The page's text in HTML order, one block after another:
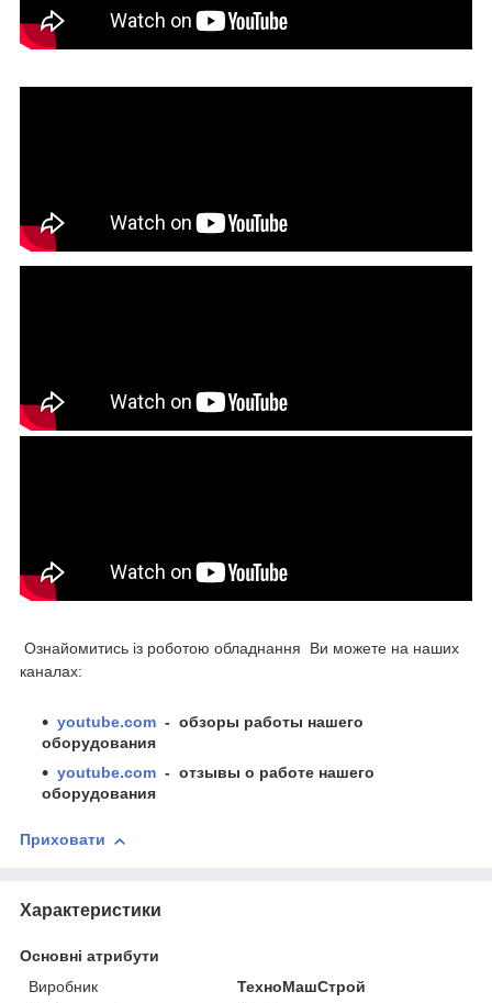
Ознайомитись із роботою обладнання Ви можете на наших
каналах:
youtube.com - обзоры работы нашего
оборудования
youtube.com - отзывы о работе нашего
оборудования
Приховати
Характеристики
Основні атрибути
Виробник
ТехноМашСтрой